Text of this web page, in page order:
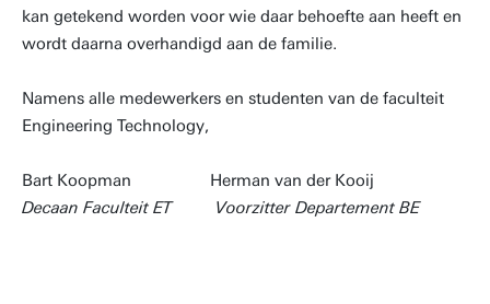
kan getekend worden voor wie daar behoefte aan heeft en
wordt daarna overhandigd aan de familie.
Namens alle medewerkers en studenten van de faculteit
Engineering Technology,
Bart Koopman Herman van der Kooij
Decaan Faculteit ET Voorzitter Departement BE